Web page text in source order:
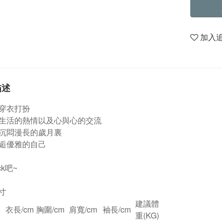
加入
衣打扮
活的熱情以及心與心的交流
悶漫長的歲月裏
優雅的自己
吧~
衣長/cm 胸圍/cm 肩寬/cm 袖長/cm
建議體
重(KG)